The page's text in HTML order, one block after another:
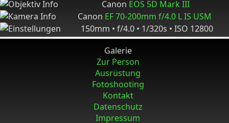
Canon EOS 5D Mark III
Canon EF 70-200mm f/4.0 L IS USM
150mm • f/4.0 • 1/320s • ISO 12800
Galerie
Zur Person
Ausrüstung
Fotoshooting
Kontakt
Datenschutz
Impressum